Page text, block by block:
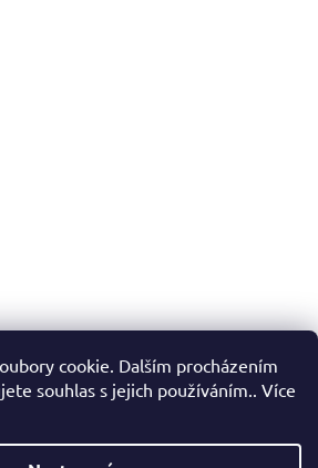
cookie. Dalším procházením
souhlas s jejich používáním.. Více